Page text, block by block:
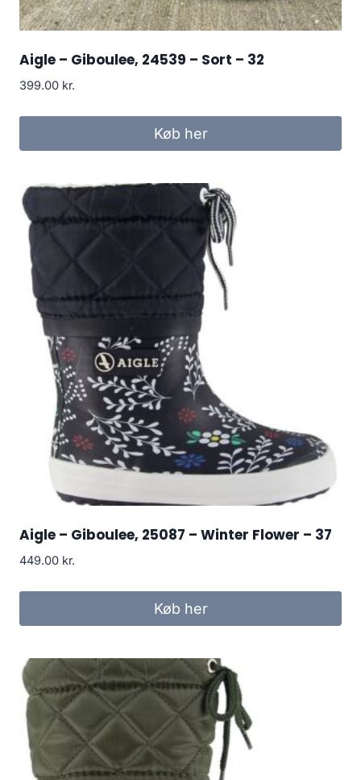
Aigle – Giboulee, 24539 – Sort – 32
399.00 kr.
Køb her
Aigle – Giboulee, 25087 – Winter Flower – 37
449.00 kr.
Køb her